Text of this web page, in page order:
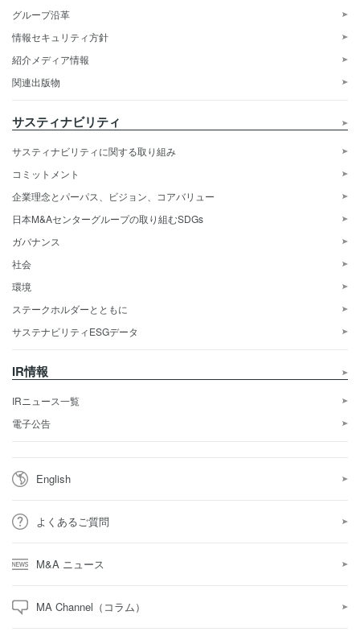
グループ沿革
情報セキュリティ方針
紹介メディア情報
関連出版物
サスティナビリティ
サスティナビリティに関する取り組み
コミットメント
企業理念とパーパス、ビジョン、コアバリュー
日本M&Aセンターグループの取り組むSDGs
ガバナンス
社会
環境
ステークホルダーとともに
サステナビリティESGデータ
IR情報
IRニュース一覧
電子公告
English
よくあるご質問
M&A ニュース
MA Channel（コラム）